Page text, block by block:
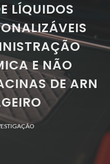
LÍQUIDOS
E NÃO
DE ARN